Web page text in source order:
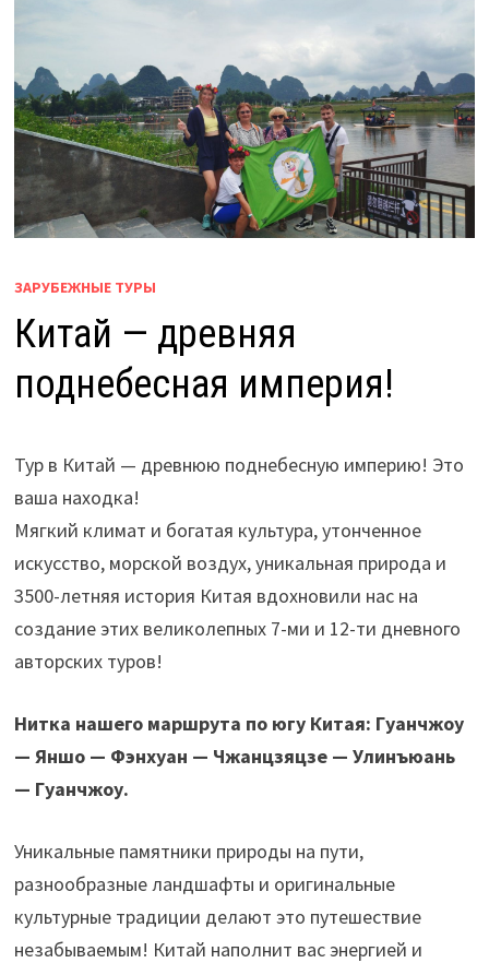
ЗАРУБЕЖНЫЕ ТУРЫ
Китай — древняя
поднебесная империя!
Тур в Китай — древнюю поднебесную империю! Это
ваша находка!
Мягкий климат и богатая культура, утонченное
искусство, морской воздух, уникальная природа и
3500-летняя история Китая вдохновили нас на
создание этих великолепных 7-ми и 12-ти дневного
авторских туров!
Нитка нашего маршрута по югу Китая: Гуанчжоу
— Яншо — Фэнхуан — Чжанцзяцзе — Улинъюань
— Гуанчжоу.
Уникальные памятники природы на пути,
разнообразные ландшафты и оригинальные
культурные традиции делают это путешествие
незабываемым! Китай наполнит вас энергией и